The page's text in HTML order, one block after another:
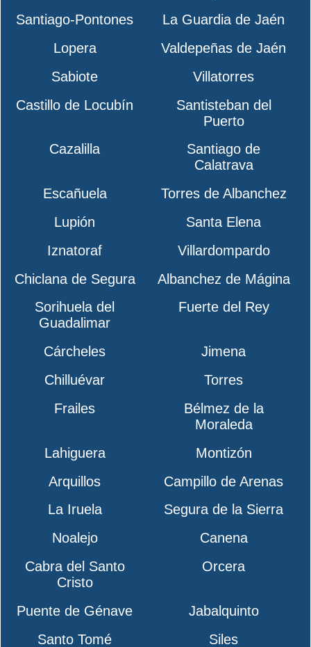
Santiago-Pontones
La Guardia de Jaén
Lopera
Valdepeñas de Jaén
Sabiote
Villatorres
Castillo de Locubín
Santisteban del
Puerto
Cazalilla
Santiago de
Calatrava
Escañuela
Torres de Albanchez
Lupión
Santa Elena
Iznatoraf
Villardompardo
Chiclana de Segura
Albanchez de Mágina
Sorihuela del
Guadalimar
Fuerte del Rey
Cárcheles
Jimena
Chilluévar
Torres
Frailes
Bélmez de la
Moraleda
Lahiguera
Montizón
Arquillos
Campillo de Arenas
La Iruela
Segura de la Sierra
Noalejo
Canena
Cabra del Santo
Cristo
Orcera
Puente de Génave
Jabalquinto
Santo Tomé
Siles